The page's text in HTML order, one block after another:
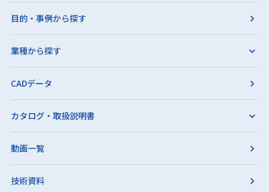
目的・事例から探す
業種から探す
CADデータ
カタログ・取扱説明書
動画一覧
技術資料